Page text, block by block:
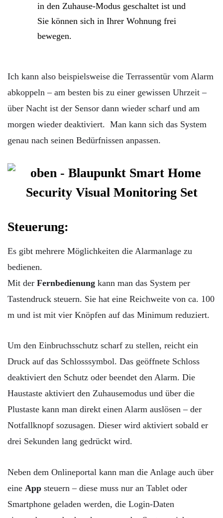
in den Zuhause-Modus geschaltet ist und
Sie können sich in Ihrer Wohnung frei
bewegen.
Ich kann also beispielsweise die Terrassentür vom Alarm
abkoppeln – am besten bis zu einer gewissen Uhrzeit –
über Nacht ist der Sensor dann wieder scharf und am
morgen wieder deaktiviert. Man kann sich das System
genau nach seinen Bedürfnissen anpassen.
Steuerung:
Es gibt mehrere Möglichkeiten die Alarmanlage zu
bedienen.
Mit der Fernbedienung kann man das System per
Tastendruck steuern. Sie hat eine Reichweite von ca. 100
m und ist mit vier Knöpfen auf das Minimum reduziert.
Um den Einbruchsschutz scharf zu stellen, reicht ein
Druck auf das Schlosssymbol. Das geöffnete Schloss
deaktiviert den Schutz oder beendet den Alarm. Die
Haustaste aktiviert den Zuhausemodus und über die
Plustaste kann man direkt einen Alarm auslösen – der
Notfallknopf sozusagen. Dieser wird aktiviert sobald er
drei Sekunden lang gedrückt wird.
Neben dem Onlineportal kann man die Anlage auch über
eine App steuern – diese muss nur an Tablet oder
Smartphone geladen werden, die Login-Daten